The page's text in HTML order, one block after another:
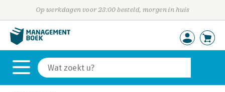
Op werkdagen voor 23:00 besteld, morgen in huis